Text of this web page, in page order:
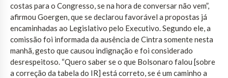
costas para o Congresso, se na hora de conversar não vem”,
afirmou Goergen, que se declarou favorável a propostas já
encaminhadas ao Legislativo pelo Executivo. Segundo ele, a
comissão foi informada da ausência de Cintra somente nesta
manhã, gesto que causou indignação e foi considerado
desrespeitoso. “Quero saber se o que Bolsonaro falou [sobre
a correção da tabela do IR] está correto, se é um caminho a